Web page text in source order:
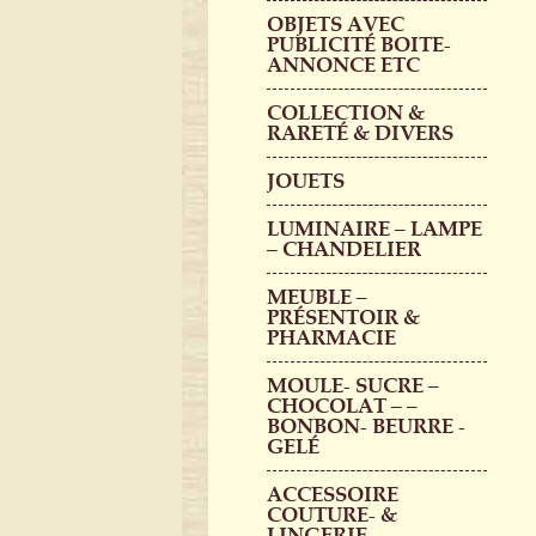
OBJETS AVEC
PUBLICITÉ BOITE-
ANNONCE ETC
COLLECTION &
RARETÉ & DIVERS
JOUETS
LUMINAIRE – LAMPE
– CHANDELIER
MEUBLE –
PRÉSENTOIR &
PHARMACIE
MOULE- SUCRE –
CHOCOLAT – –
BONBON- BEURRE -
GELÉ
ACCESSOIRE
COUTURE- &